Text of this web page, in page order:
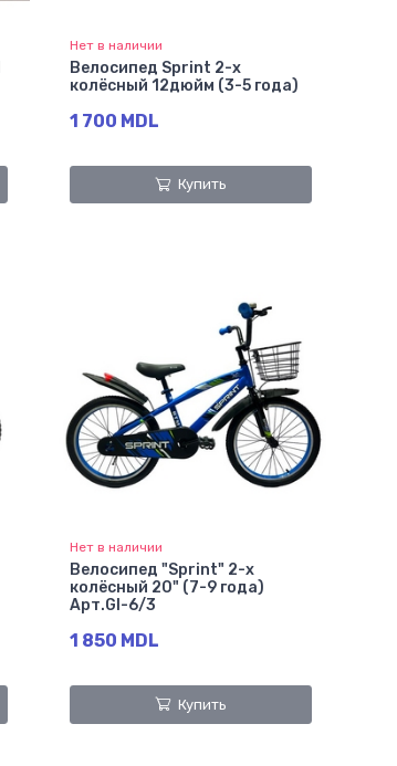
Нет в наличии
Велосипед Sprint 2-х
колёсный 12дюйм (3-5 года)
1 700 MDL
Купить
Нет в наличии
Велосипед "Sprint" 2-х
колёсный 20" (7-9 года)
Арт.GI-6/3
1 850 MDL
Купить